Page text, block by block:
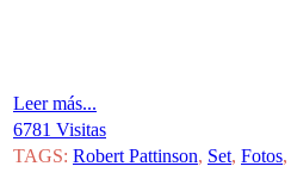
Leer más...
6781 Visitas
TAGS: Robert Pattinson, Set, Fotos,